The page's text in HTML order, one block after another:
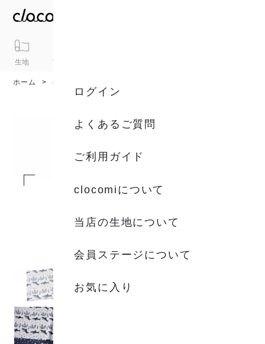
生地 アイテム
ログイン
よくあるご質問
ご利用ガイド
clocomiについて
当店の生地について
会員ステージについて
お気に入り
ホーム 生地